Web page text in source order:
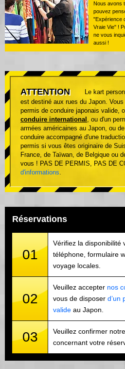
Nous avons
pouvez
"Expérience
Vraie Vie" !
ne vous
aussi !
ATTENTION
Le kart
est destiné aux rues du Japon.
permis de conduire japonais valide,
conduire international , ou d'un
armées américaines au Japon, ou
conduire accompagné d'une
permis si vous êtes originaire de
France, de Taïwan, de Belgique ou
vous ! PAS DE PERMIS, PAS DE
d'informations.
Réservations
01
Vérifiez la disponibilité
téléphone, formulaire
voyage locales.
02
Veuillez accepter nos
vous de disposer d’un
valide au Japon.
03
Veuillez confirmer
concernant votre